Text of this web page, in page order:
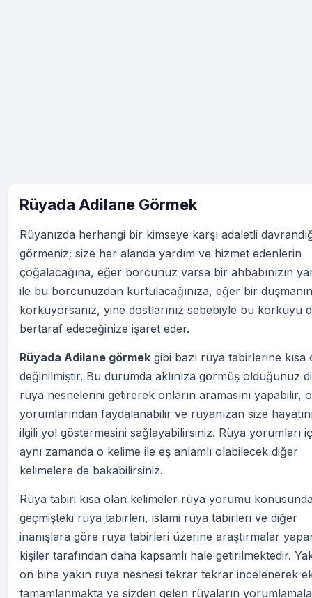
Rüyada Adilane Görmek
Rüyanızda herhangi bir kimseye karşı adaletli
görmeniz; size her alanda yardım ve hizmet edenlerin
çoğalacağına, eğer borcunuz varsa bir ahbabınızın
ile bu borcunuzdan kurtulacağınıza, eğer bir
korkuyorsanız, yine dostlarınız sebebiyle bu korkuyu
bertaraf edeceğinize işaret eder.
Rüyada Adilane görmek gibi bazı rüya tabirlerine kısa
değinilmiştir. Bu durumda aklınıza görmüş olduğunuz
rüya nesnelerini getirerek onların aramasını yapabilir,
yorumlarından faydalanabilir ve rüyanızan size
ilgili yol göstermesini sağlayabilirsiniz. Rüya yorumları
aynı zamanda o kelime ile eş anlamlı olabilecek diğer
kelimelere de bakabilirsiniz.
Rüya tabiri kısa olan kelimeler rüya yorumu
geçmişteki rüya tabirleri, islami rüya tabirleri ve diğer
inanışlara göre rüya tabirleri üzerine araştırmalar
kişiler tarafından daha kapsamlı hale getirilmektedir.
on bine yakın rüya nesnesi tekrar tekrar incelenerek
tamamlanmakta ve sizden gelen rüyaların